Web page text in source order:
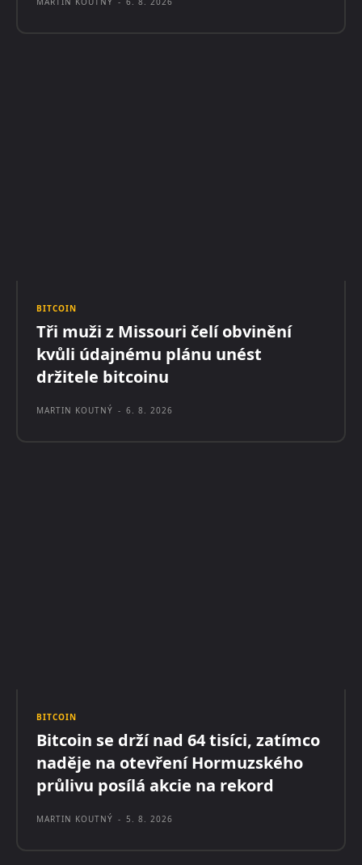
BITCOIN
Tři muži z Missouri čelí obvinění
kvůli údajnému plánu unést
držitele bitcoinu
MARTIN KOUTNÝ - 6. 8. 2026
BITCOIN
Bitcoin se drží nad 64 tisíci, zatímco
naděje na otevření Hormuzského
průlivu posílá akcie na rekord
MARTIN KOUTNÝ - 5. 8. 2026